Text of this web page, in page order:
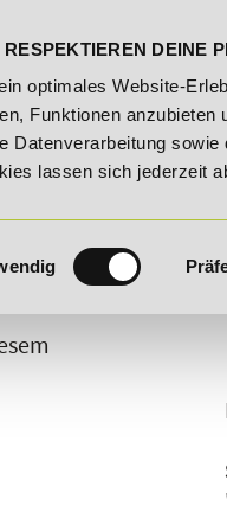
RESPEKTIEREN DEINE
optimales Website-
Funktionen anzubieten
Datenverarbeitung sowie
lassen sich jederzeit
- Bildungsroute!
G H